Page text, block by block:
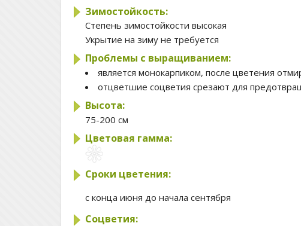
Зимостойкость:
Степень зимостойкости высокая
Укрытие на зиму не требуется
Проблемы с выращиванием:
является монокарпиком, после цветения
отцветшие соцветия срезают для
Высота:
75-200 см
Цветовая гамма:
Сроки цветения:
с конца июня до начала сентября
Соцветия: